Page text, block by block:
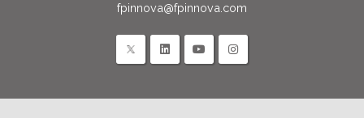
fpinnova@fpinnova.com